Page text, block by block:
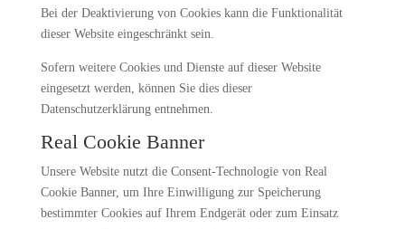
Bei der Deaktivierung von Cookies kann die Funktionalität
dieser Website eingeschränkt sein.
Sofern weitere Cookies und Dienste auf dieser Website
eingesetzt werden, können Sie dies dieser
Datenschutzerklärung entnehmen.
Real Cookie Banner
Unsere Website nutzt die Consent-Technologie von Real
Cookie Banner, um Ihre Einwilligung zur Speicherung
bestimmter Cookies auf Ihrem Endgerät oder zum Einsatz